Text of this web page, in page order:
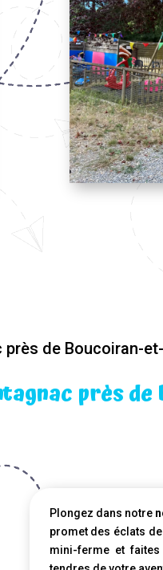
près de Boucoiran-
près
Plongez dans notre
promet des éclats
mini-ferme et faites